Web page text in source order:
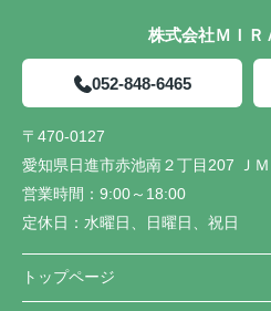
株式会社ＭＩＲ
052-848-6465
〒470-0127
愛知県日進市赤池南２丁目207 Ｊ
営業時間： 9:00～18:00
定休日： 水曜日、日曜日、祝日
トップページ